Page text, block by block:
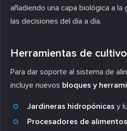
añadiendo una capa biológica a
las decisiones del día a día.
Herramientas de
Para dar soporte al sistema de
incluye nuevos bloques y
Jardineras hidropónicas y
Procesadores de